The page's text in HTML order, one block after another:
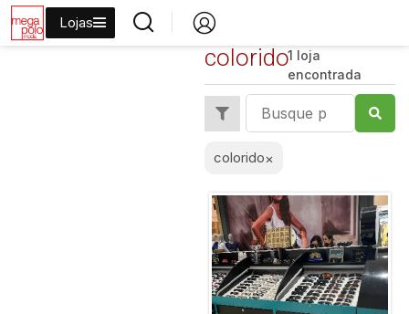
Lojas
colorido1 loja
encontrada
colorido×